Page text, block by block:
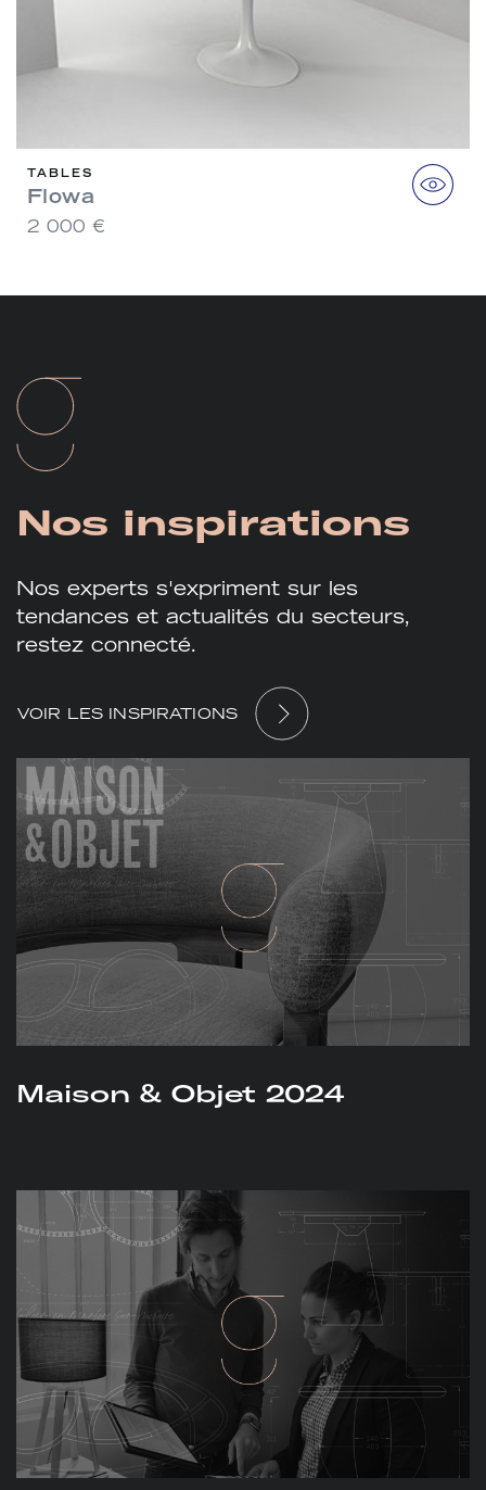
TABLES
Flowa
2 000 €
Nos inspirations
Nos experts s'expriment sur les
tendances et actualités du secteurs,
restez connecté.
VOIR LES INSPIRATIONS
Maison & Objet 2024